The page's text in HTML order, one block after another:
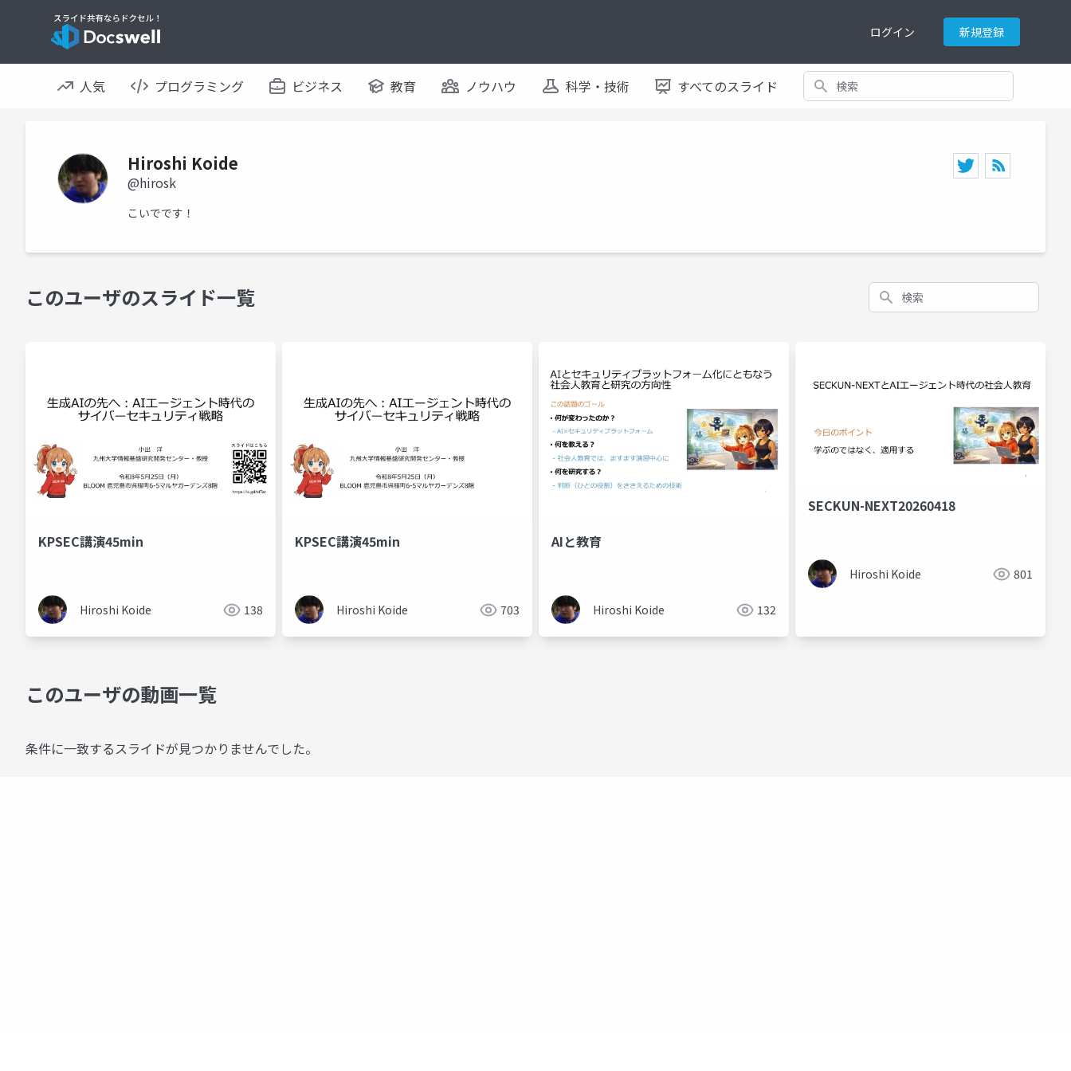
ログイン 新規登録
人気 プログラミング ビジネス 教育 ノウハウ 科学・技術 すべてのスライド 検索
Hiroshi Koide
@hirosk
こいでです！
このユーザのスライド一覧 検索
KPSEC講演45min
Hiroshi Koide 138
KPSEC講演45min
Hiroshi Koide 703
AIと教育
Hiroshi Koide 132
SECKUN-NEXT20260418
Hiroshi Koide 801
このユーザの動画一覧
条件に一致するスライドが見つかりませんでした。